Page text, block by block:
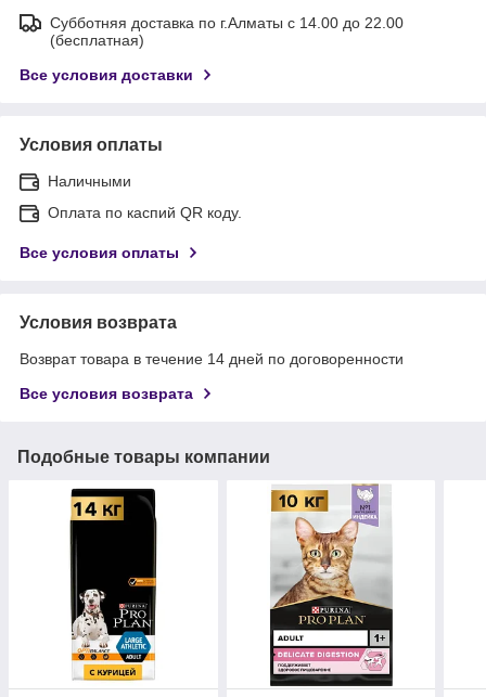
Субботняя доставка по г.Алматы с 14.00 до 22.00
(бесплатная)
Все условия доставки
Условия оплаты
Наличными
Оплата по каспий QR коду.
Все условия оплаты
Условия возврата
Возврат товара в течение 14 дней по договоренности
Все условия возврата
Подобные товары компании